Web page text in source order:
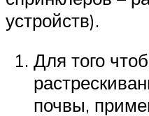
устройств).
Для того
почвы,